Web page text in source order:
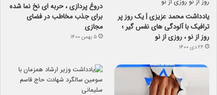
یادداشت محمد عزیزی | یک روز پر
ترافیک با آلودگی های نفس گیر ؛
روز از نو ، روزی از نو
۲۶ دی ۱۴۰۰
دروغ پردازی ، حربه ای نخ نما شده
برای جذب مخاطب در فضای
مجازی
۵ بهمن ۱۴۰۰